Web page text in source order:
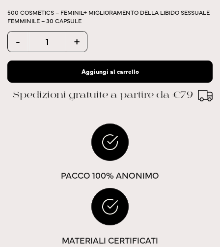
500 COSMETICS – FEMINIL+ MIGLIORAMENTO DELLA LIBIDO SESSUALE
FEMMINILE – 30 CAPSULE
Quantity
- +
Aggiungi al carrello
Spedizioni gratuite a partire da €79
PACCO 100% ANONIMO
MATERIALI CERTIFICATI